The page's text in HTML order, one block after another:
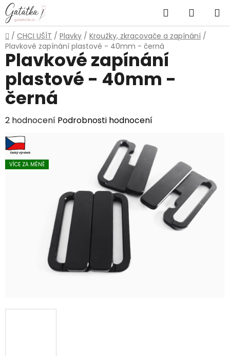
Přejít
na
obsah
Hledat
KOŠÍK
Domů
/ CHCI UŠÍT / Plavky / Kroužky, zkracovače a zapínání /
Plavkové zapínání plastové - 40mm - černá
Plavkové zapínání
plastové - 40mm -
černá
Průměrné
hodnocení
produktu
je
2 hodnocení Podrobnosti hodnocení
VÍCE ZA MÉNĚ